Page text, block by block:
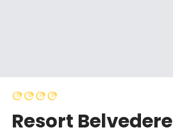
Resort Belvedere